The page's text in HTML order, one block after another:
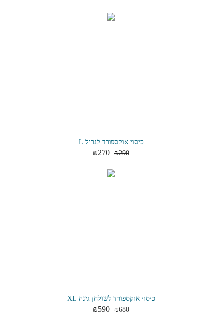
כיסוי אוקספורד לגריל L
₪290
₪270
כיסוי אוקספורד לשולחן גינה XL
₪680
₪590